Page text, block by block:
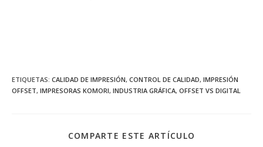
ETIQUETAS: CALIDAD DE IMPRESIÓN, CONTROL DE CALIDAD, IMPRESIÓN
OFFSET, IMPRESORAS KOMORI, INDUSTRIA GRÁFICA, OFFSET VS DIGITAL
COMPARTE ESTE ARTÍCULO